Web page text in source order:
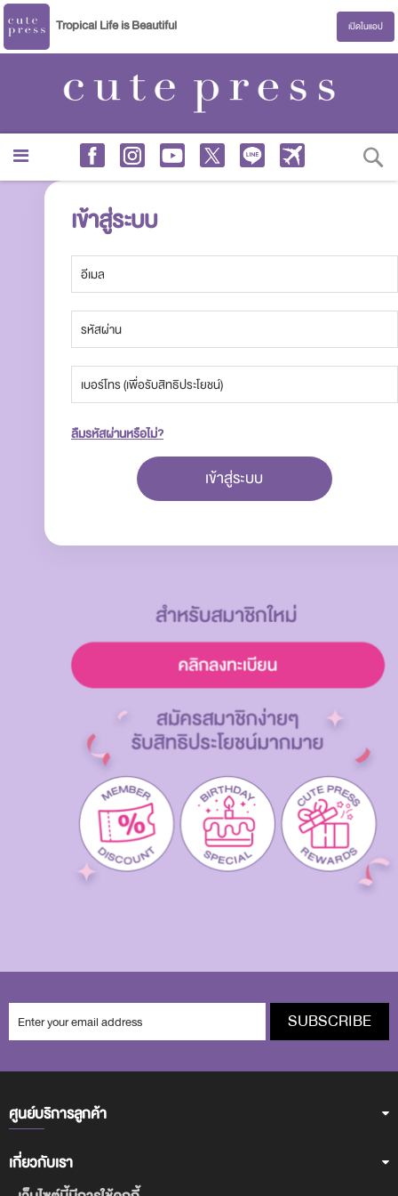
Tropical Life is Beautiful เปิดในแอป
เข้าสู่ระบบ
ลืมรหัสผ่านหรือไม่?
เข้าสู่ระบบ
SUBSCRIBE
ศูนย์บริการลูกค้า
เกี่ยวกับเรา